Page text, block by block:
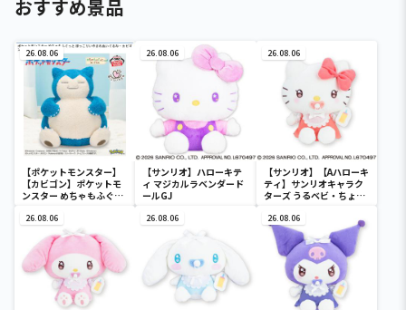
おすすめ景品
26.08.06
【ポケットモンスター】
【カビゴン】ポケットモ
ンスター めちゃもふぐっ
ぐるみ～カビゴン～
26.08.06
【サンリオ】ハローキテ
ィ マジカルラベンダード
ールGJ
26.08.06
【サンリオ】【Aハローキ
ティ】サンリオキャラク
ターズ うるベビ・ちょい
26.08.06 26.08.06 26.08.06